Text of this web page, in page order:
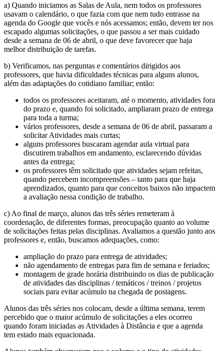
a) Quando iniciamos as Salas de Aula, nem todos os professores
usavam o calendário, o que fazia com que nem tudo entrasse na
agenda do Google que vocês e nós acessamos; então, devem ter nos
escapado algumas solicitações, o que passou a ser mais cuidado
desde a semana de 06 de abril, o que deve favorecer que haja
melhor distribuição de tarefas.
b) Verificamos, nas perguntas e comentários dirigidos aos
professores, que havia dificuldades técnicas para alguns alunos,
além das adaptações do cotidiano familiar; então:
todos os professores aceitaram, até o momento, atividades fora
do prazo e, quando foi solicitado, ampliaram prazo de entrega
para toda a turma;
vários professores, desde a semana de 06 de abril, passaram a
solicitar Atividades mais curtas;
alguns professores buscaram agendar aula virtual para
discutirem trabalhos em andamento, esclarecendo dúvidas
antes da entrega;
os professores têm solicitado que atividades sejam refeitas,
quando percebem incompreensões – tanto para que haja
aprendizados, quanto para que conceitos baixos não impactem
a avaliação nessa condição de trabalho.
c) Ao final de março, alunos das três séries remeteram à
coordenação, de diferentes formas, preocupação quanto ao volume
de solicitações feitas pelas disciplinas. Avaliamos a questão junto aos
professores e, então, buscamos adequações, como:
ampliação do prazo para entrega de atividades;
não agendamento de entregas para fim de semana e feriados;
montagem de grade horária distribuindo os dias de publicação
de atividades das disciplinas / temáticos / treinos / projetos
sociais para evitar acúmulo na chegada de postagens.
Alunos das três séries nos colocam, desde a última semana, terem
percebido que o maior acúmulo de solicitações a eles ocorreu
quando foram iniciadas as Atividades à Distância e que a agenda
tem estado mais equacionada.